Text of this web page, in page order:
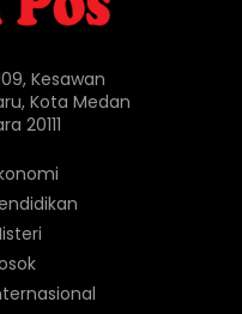
Kesawan
Kota Medan
20111